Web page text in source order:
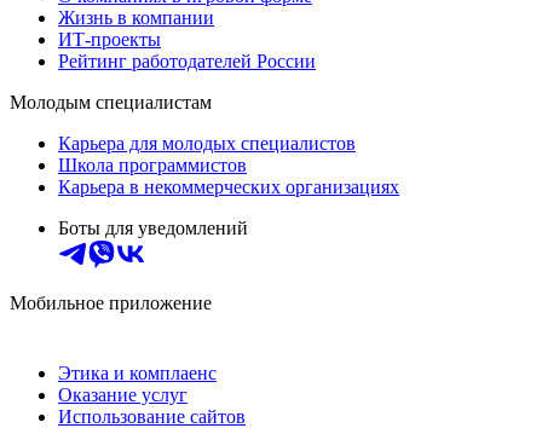
Жизнь в компании
ИТ-проекты
Рейтинг работодателей России
Молодым специалистам
Карьера для молодых специалистов
Школа программистов
Карьера в некоммерческих организациях
Боты для уведомлений
Мобильное приложение
Этика и комплаенс
Оказание услуг
Использование сайтов